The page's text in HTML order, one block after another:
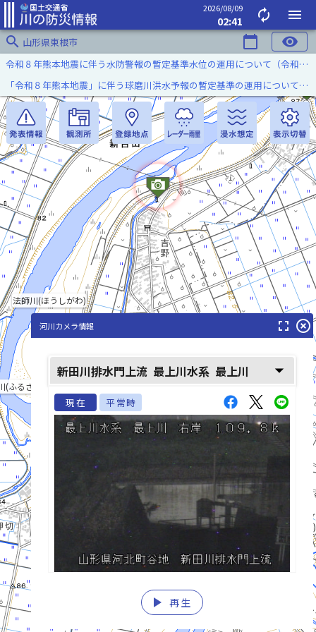
2026/08/09
02:41 autorenew
menu
search 山形県東根市 calendar_today visibility
最上川(もがみがわ)
村山野川(むらやまのがわ)
法師川(ほうしがわ)
(ふるさがわ)
令和８年熊本地震に伴う水防警報の暫定基準水位の運用について（令和８年８月７日）
「令和８年熊本地震」に伴う球磨川洪水予報の暫定基準の運用について（令和８年８月５日）
河川カメラ情報 fullscreen highlight_off
新田川排水門上流 最上川水系 最上川 arrow_drop_down
現在 平常時
play_arrow 再生
fast_rewind fast_forward